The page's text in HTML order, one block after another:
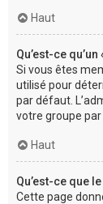
Haut
Qu’est-ce
Si vous êtes
utilisé pour
par défaut.
votre groupe
Haut
Qu’est-ce que
Cette page